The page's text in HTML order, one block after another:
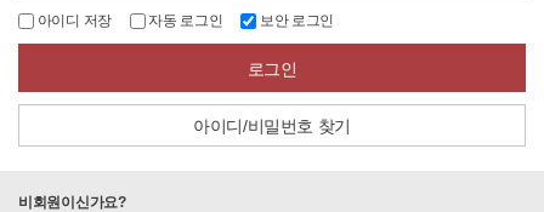
아이디 저장 자동 로그인 보안 로그인
로그인
아이디/비밀번호 찾기
비회원이신가요?